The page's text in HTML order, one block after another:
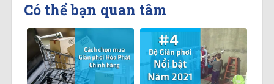
Có thể bạn quan tâm